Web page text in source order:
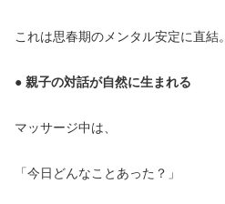
これは思春期のメンタル安定に直結。
● 親子の対話が自然に生まれる
マッサージ中は、
「今日どんなことあった？」